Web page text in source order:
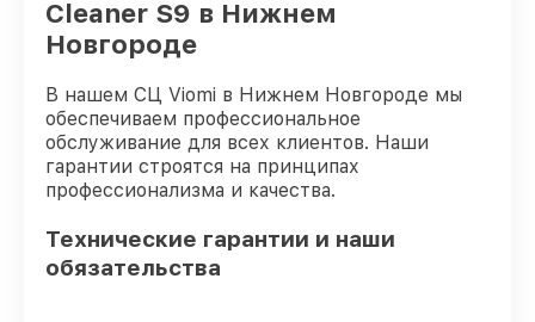
Cleaner S9 в Нижнем
Новгороде
В нашем СЦ Viomi в Нижнем Новгороде мы
обеспечиваем профессиональное
обслуживание для всех клиентов. Наши
гарантии строятся на принципах
профессионализма и качества.
Технические гарантии и наши
обязательства